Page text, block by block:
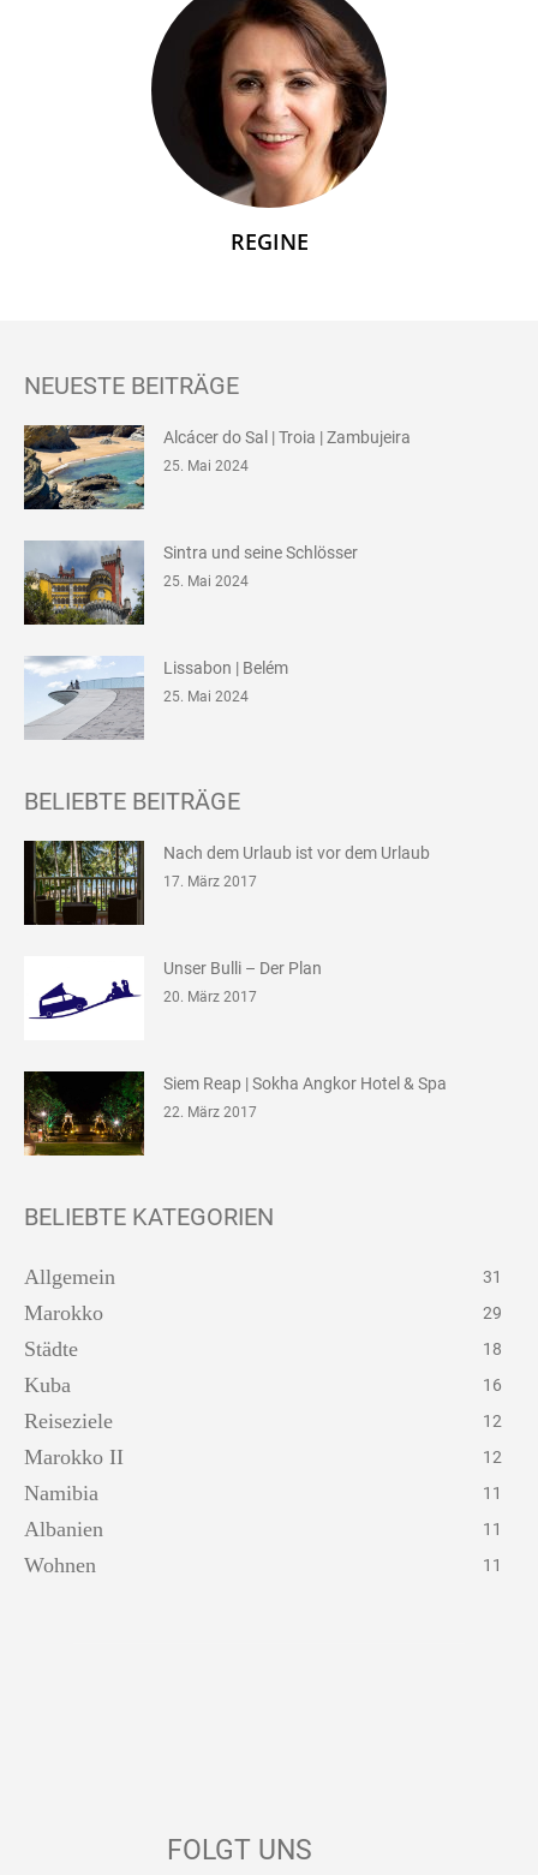
REGINE
NEUESTE BEITRÄGE
Alcácer do Sal | Troia | Zambujeira
25. Mai 2024
Sintra und seine Schlösser
25. Mai 2024
Lissabon | Belém
25. Mai 2024
BELIEBTE BEITRÄGE
Nach dem Urlaub ist vor dem Urlaub
17. März 2017
Unser Bulli – Der Plan
20. März 2017
Siem Reap | Sokha Angkor Hotel & Spa
22. März 2017
BELIEBTE KATEGORIEN
Allgemein 31
Marokko 29
Städte 18
Kuba 16
Reiseziele 12
Marokko II 12
Namibia 11
Albanien 11
Wohnen 11
FOLGT UNS